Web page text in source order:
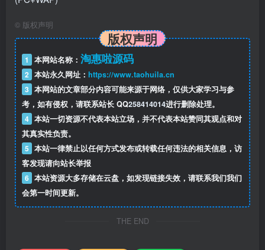
© 版权声明
版权声明
1 本网站名称： 淘惠啦源码
2 本站永久网址： https://www.taohuila.cn
3 本网站的文章部分内容可能来源于网络，仅供大家学习与参
考，如有侵权，请联系站长 QQ258414014进行删除处理。
4 本站一切资源不代表本站立场，并不代表本站赞同其观点和对
其真实性负责。
5 本站一律禁止以任何方式发布或转载任何违法的相关信息，访
客发现请向站长举报
6 本站资源大多存储在云盘，如发现链接失效，请联系我们我们
会第一时间更新。
THE END